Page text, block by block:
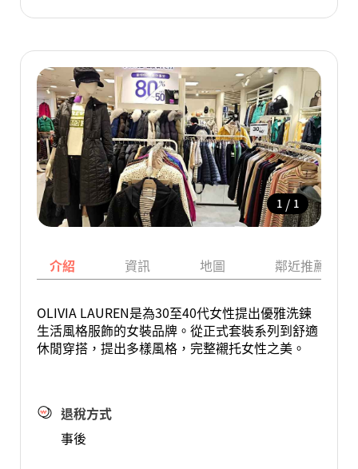
1 / 1
介紹 資訊 地圖 鄰近推薦景點
OLIVIA LAUREN是為30至40代女性提出優雅洗鍊
生活風格服飾的女裝品牌。從正式套裝系列到舒適
休閒穿搭，提出多樣風格，完整襯托女性之美。
退稅方式
事後